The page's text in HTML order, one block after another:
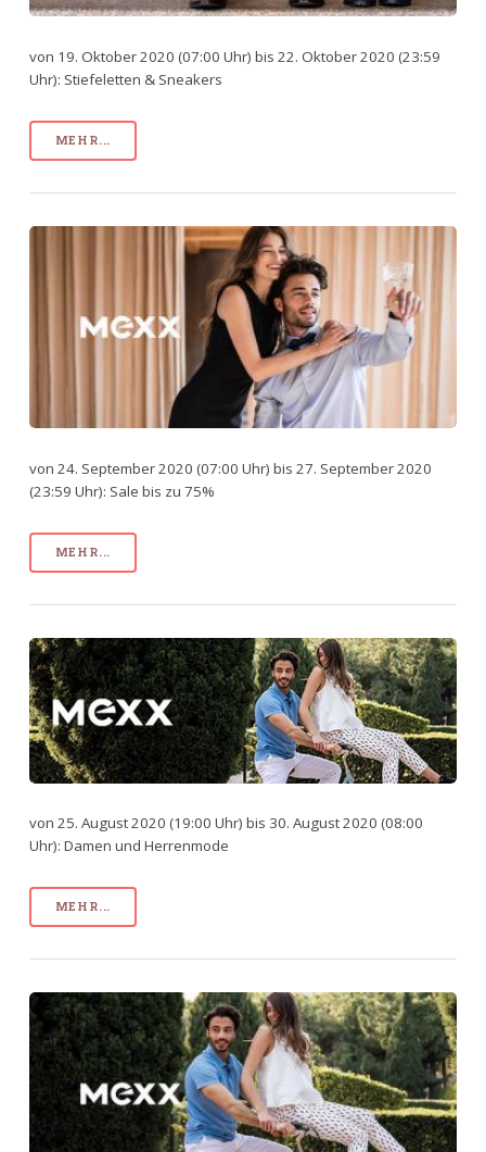
von 19. Oktober 2020 (07:00 Uhr) bis 22. Oktober 2020 (23:59
Uhr): Stiefeletten & Sneakers
MEHR...
von 24. September 2020 (07:00 Uhr) bis 27. September 2020
(23:59 Uhr): Sale bis zu 75%
MEHR...
von 25. August 2020 (19:00 Uhr) bis 30. August 2020 (08:00
Uhr): Damen und Herrenmode
MEHR...